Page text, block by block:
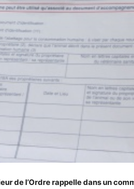
de l’Ordre rappelle dans un